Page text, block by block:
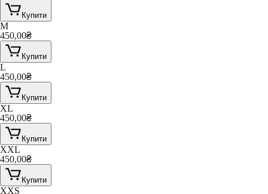
Купити
M
450,00₴
Купити
L
450,00₴
Купити
XL
450,00₴
Купити
XXL
450,00₴
Купити
XXS